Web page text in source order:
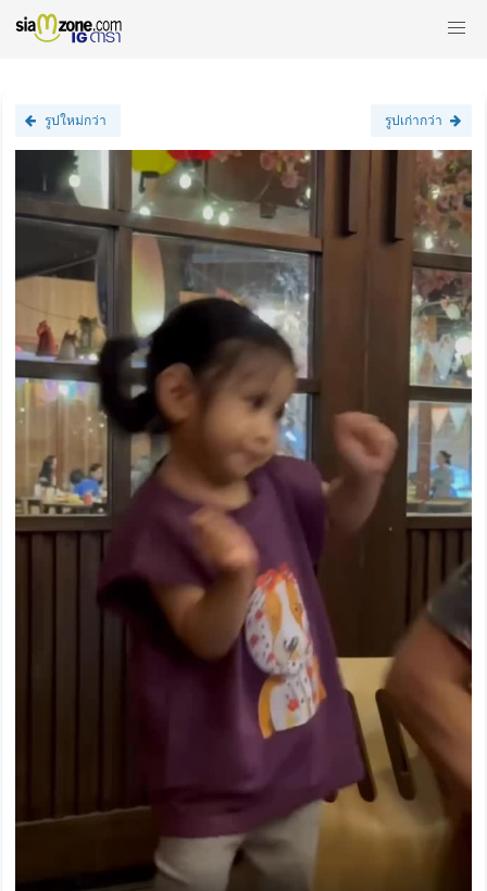
รูปใหม่กว่า รูปเก่ากว่า